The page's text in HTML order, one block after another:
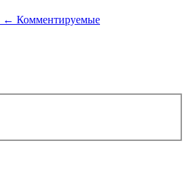
← Комментируемые